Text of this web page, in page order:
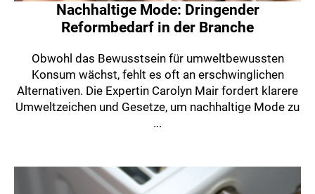
Nachhaltige Mode: Dringender
Reformbedarf in der Branche
Obwohl das Bewusstsein für umweltbewussten
Konsum wächst, fehlt es oft an erschwinglichen
Alternativen. Die Expertin Carolyn Mair fordert klarere
Umweltzeichen und Gesetze, um nachhaltige Mode zu
...